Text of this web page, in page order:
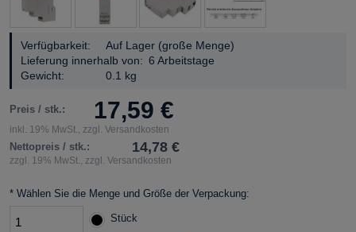
Verfügbarkeit:
Auf Lager (große Menge)
Lieferung innerhalb von: 6 Arbeitstage
Gewicht:
0.1 kg
Preis / stk.: 17,59 €
inkl. 19% MwSt., zzgl. Versandkosten
Nettopreis / stk.: 14,78 €
zzgl. 19% MwSt., zzgl. Versandkosten
* Wählen Sie die Menge und Größe der Verpackung:
Stück